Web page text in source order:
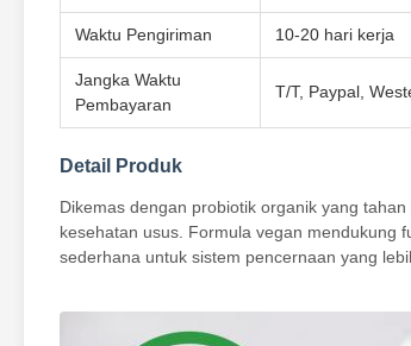
Waktu Pengiriman 10-20 hari kerja
Jangka Waktu
Pembayaran
T/T, Paypal,
Detail Produk
Dikemas dengan probiotik organik yang
kesehatan usus. Formula vegan mendukung
sederhana untuk sistem pencernaan yang